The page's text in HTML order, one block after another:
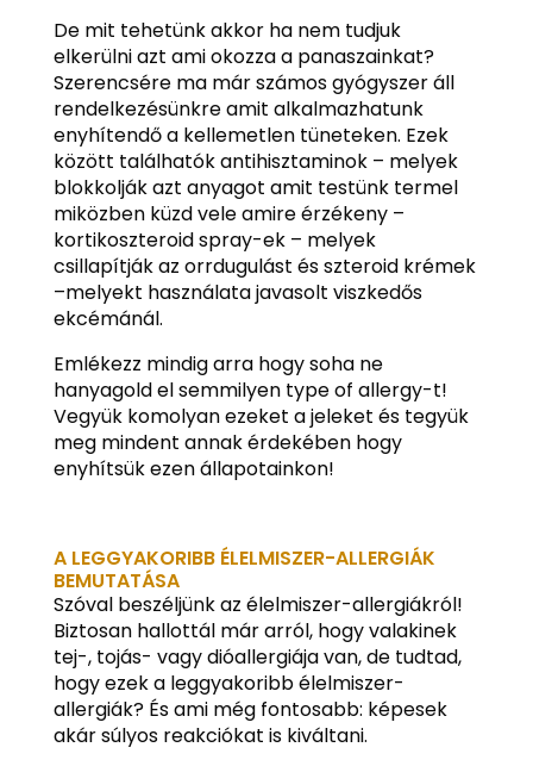
De mit tehetünk akkor ha nem tudjuk
elkerülni azt ami okozza a panaszainkat?
Szerencsére ma már számos gyógyszer áll
rendelkezésünkre amit alkalmazhatunk
enyhítendő a kellemetlen tüneteken. Ezek
között találhatók antihisztaminok – melyek
blokkolják azt anyagot amit testünk termel
miközben küzd vele amire érzékeny –
kortikoszteroid spray-ek – melyek
csillapítják az orrdugulást és szteroid krémek
–melyekt használata javasolt viszkedős
ekcémánál.
Emlékezz mindig arra hogy soha ne
hanyagold el semmilyen type of allergy-t!
Vegyük komolyan ezeket a jeleket és tegyük
meg mindent annak érdekében hogy
enyhítsük ezen állapotainkon!
A LEGGYAKORIBB ÉLELMISZER-ALLERGIÁK
BEMUTATÁSA
Szóval beszéljünk az élelmiszer-allergiákról!
Biztosan hallottál már arról, hogy valakinek
tej-, tojás- vagy dióallergiája van, de tudtad,
hogy ezek a leggyakoribb élelmiszer-
allergiák? És ami még fontosabb: képesek
akár súlyos reakciókat is kiváltani.